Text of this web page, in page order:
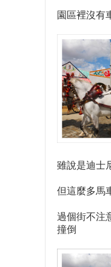
園區裡沒有
雖說是迪士
但這麼多馬
過個街不注
撞倒